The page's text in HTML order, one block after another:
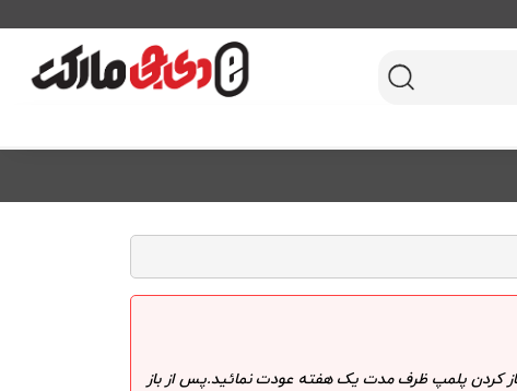
کردن پلمپ ظرف مدت یک هفته عودت نمائید.پس از باز